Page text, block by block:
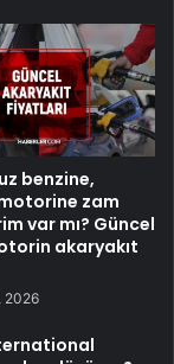
benzine,
zam
var mı? Güncel
akaryakıt
2026